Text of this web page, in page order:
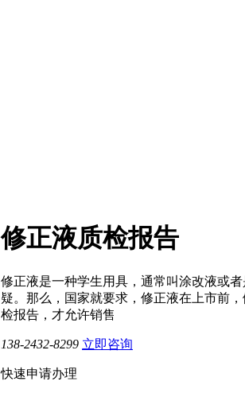
修正液质检报告
修正液是一种学生用具，通常叫涂改液或
疑。那么，国家就要求，修正液在上市前
检报告，才允许销售
138-2432-8299 立即咨询
快速申请办理